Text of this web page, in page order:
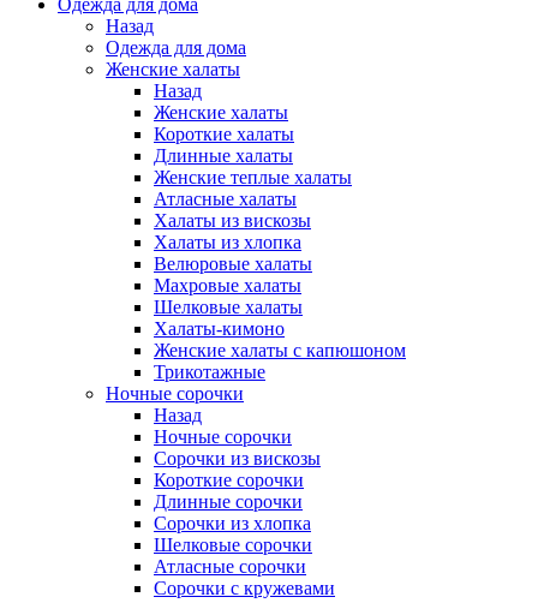
Одежда для дома
Назад
Одежда для дома
Женские халаты
Назад
Женские халаты
Короткие халаты
Длинные халаты
Женские теплые халаты
Атласные халаты
Халаты из вискозы
Халаты из хлопка
Велюровые халаты
Махровые халаты
Шелковые халаты
Халаты-кимоно
Женские халаты с капюшоном
Трикотажные
Ночные сорочки
Назад
Ночные сорочки
Сорочки из вискозы
Короткие сорочки
Длинные сорочки
Сорочки из хлопка
Шелковые сорочки
Атласные сорочки
Сорочки с кружевами